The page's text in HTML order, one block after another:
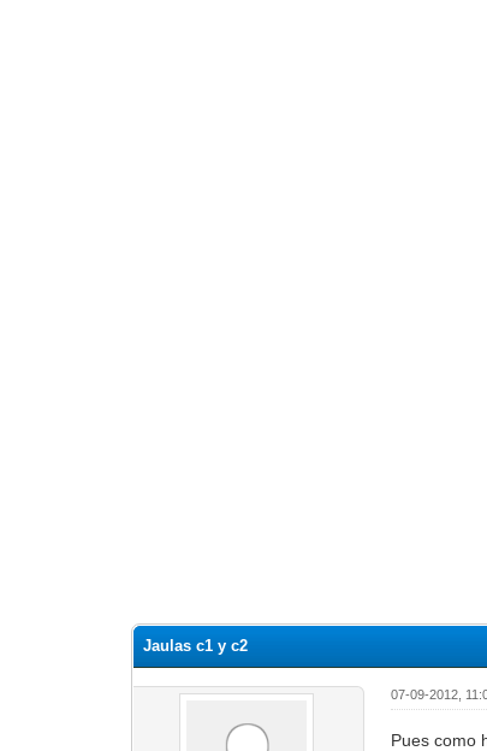
Jaulas c1 y c2
07-09-2012,
Pues como